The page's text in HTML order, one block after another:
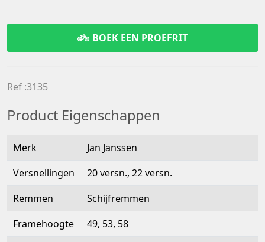
BOEK EEN PROEFRIT
Ref :3135
Product Eigenschappen
Merk
Jan Janssen
Versnellingen
20 versn., 22 versn.
Remmen
Schijfremmen
Framehoogte
49, 53, 58